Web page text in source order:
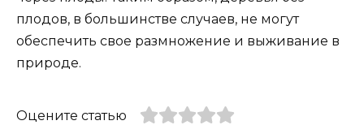
плодов, в большинстве случаев, не могут
обеспечить свое размножение и выживание в
природе.
Оцените статью